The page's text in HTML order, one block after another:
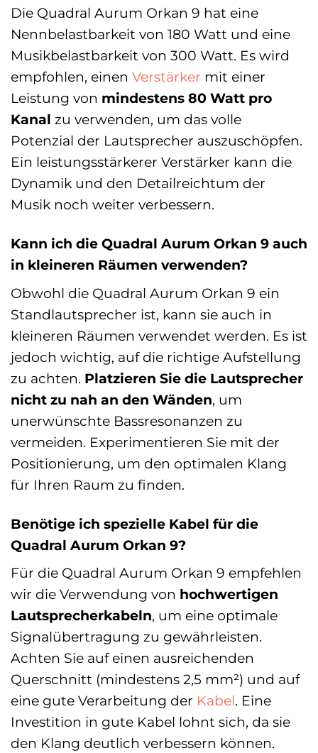
Die Quadral Aurum Orkan 9 hat eine
Nennbelastbarkeit von 180 Watt und eine
Musikbelastbarkeit von 300 Watt. Es wird
empfohlen, einen Verstärker mit einer
Leistung von mindestens 80 Watt pro
Kanal zu verwenden, um das volle
Potenzial der Lautsprecher auszuschöpfen.
Ein leistungsstärkerer Verstärker kann die
Dynamik und den Detailreichtum der
Musik noch weiter verbessern.
Kann ich die Quadral Aurum Orkan 9 auch
in kleineren Räumen verwenden?
Obwohl die Quadral Aurum Orkan 9 ein
Standlautsprecher ist, kann sie auch in
kleineren Räumen verwendet werden. Es ist
jedoch wichtig, auf die richtige Aufstellung
zu achten. Platzieren Sie die Lautsprecher
nicht zu nah an den Wänden, um
unerwünschte Bassresonanzen zu
vermeiden. Experimentieren Sie mit der
Positionierung, um den optimalen Klang
für Ihren Raum zu finden.
Benötige ich spezielle Kabel für die
Quadral Aurum Orkan 9?
Für die Quadral Aurum Orkan 9 empfehlen
wir die Verwendung von hochwertigen
Lautsprecherkabeln, um eine optimale
Signalübertragung zu gewährleisten.
Achten Sie auf einen ausreichenden
Querschnitt (mindestens 2,5 mm²) und auf
eine gute Verarbeitung der Kabel. Eine
Investition in gute Kabel lohnt sich, da sie
den Klang deutlich verbessern können.